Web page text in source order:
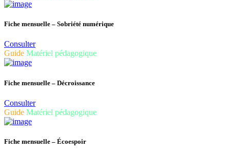
Fiche mensuelle – Sobriété numérique
Consulter
Guide Matériel pédagogique
Fiche mensuelle – Décroissance
Consulter
Guide Matériel pédagogique
Fiche mensuelle – Écoespoir